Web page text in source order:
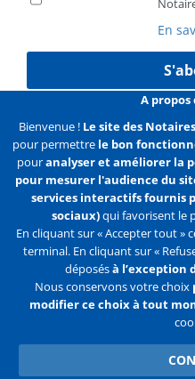
En
Liens Mentions légales
Politique des cookies
Liens
2e
ligne
Accueil
Flux
A propos
Bienvenue ! Le site des
pour permettre le bon
pouranalyser et améliorer la
pour mesurer l'audience du
services interactifs fournis
sociaux)qui favorisent le
En cliquant sur « Accepter tout »
terminal. En cliquant sur «
déposésà l’exception
Nous conservons votre choix
modifier ce choix à tout